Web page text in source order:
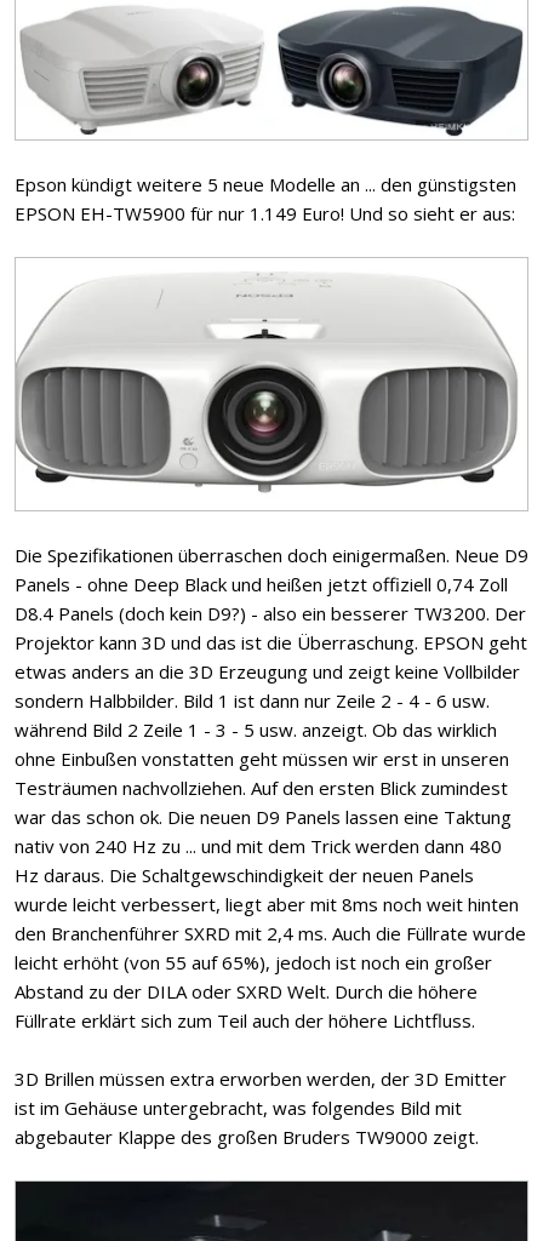
Epson kündigt weitere 5 neue Modelle an ... den günstigsten
EPSON EH-TW5900 für nur 1.149 Euro! Und so sieht er aus:
Die Spezifikationen überraschen doch einigermaßen. Neue D9
Panels - ohne Deep Black und heißen jetzt offiziell 0,74 Zoll
D8.4 Panels (doch kein D9?) - also ein besserer TW3200. Der
Projektor kann 3D und das ist die Überraschung. EPSON geht
etwas anders an die 3D Erzeugung und zeigt keine Vollbilder
sondern Halbbilder. Bild 1 ist dann nur Zeile 2 - 4 - 6 usw.
während Bild 2 Zeile 1 - 3 - 5 usw. anzeigt. Ob das wirklich
ohne Einbußen vonstatten geht müssen wir erst in unseren
Testräumen nachvollziehen. Auf den ersten Blick zumindest
war das schon ok. Die neuen D9 Panels lassen eine Taktung
nativ von 240 Hz zu ... und mit dem Trick werden dann 480
Hz daraus. Die Schaltgewschindigkeit der neuen Panels
wurde leicht verbessert, liegt aber mit 8ms noch weit hinten
den Branchenführer SXRD mit 2,4 ms. Auch die Füllrate wurde
leicht erhöht (von 55 auf 65%), jedoch ist noch ein großer
Abstand zu der DILA oder SXRD Welt. Durch die höhere
Füllrate erklärt sich zum Teil auch der höhere Lichtfluss.
3D Brillen müssen extra erworben werden, der 3D Emitter
ist im Gehäuse untergebracht, was folgendes Bild mit
abgebauter Klappe des großen Bruders TW9000 zeigt.